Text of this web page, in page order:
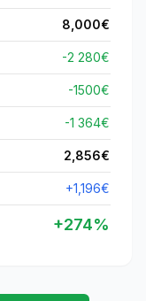
8,000€
-2 280€
-1500€
-1 364€
2,856€
+1,196€
+274%